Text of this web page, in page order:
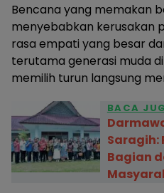
Bencana yang memakan
menyebabkan kerusakan
rasa empati yang besar
terutama generasi muda
memilih turun langsung
BACA
Saragih:
Bagian